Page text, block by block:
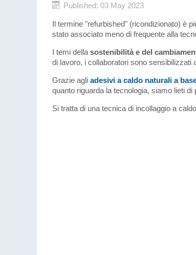
Published: 03 May 2023
Il termine "refurbished" (ricondizionato) è
stato associato meno di frequente alla
I temi della sostenibilità e del
di lavoro, i collaboratori sono sensibilizzati
Grazie agli adesivi a caldo naturali a
quanto riguarda la tecnologia, siamo lieti di
Si tratta di una tecnica di incollaggio a